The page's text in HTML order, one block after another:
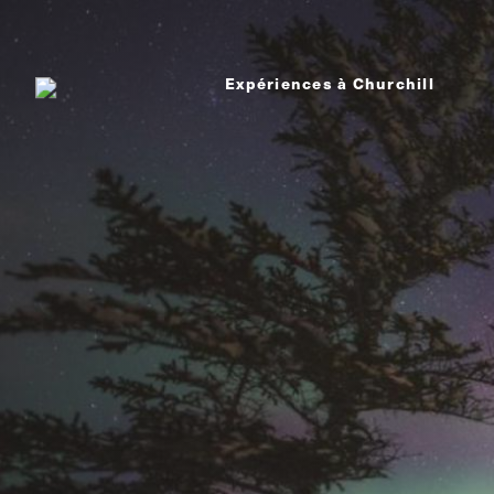
Skip to content
Expériences à Churchill